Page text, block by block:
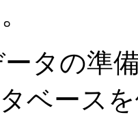
タの準
ベース